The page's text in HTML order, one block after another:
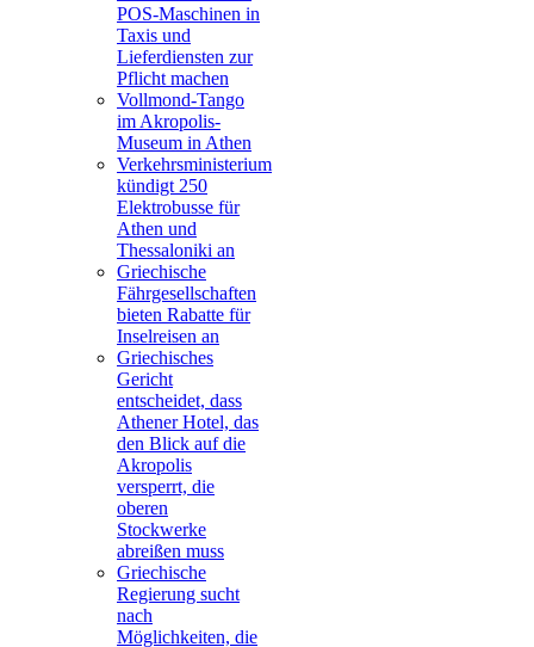
POS-Maschinen in
Taxis und
Lieferdiensten zur
Pflicht machen
Vollmond-Tango
im Akropolis-
Museum in Athen
Verkehrsministerium
kündigt 250
Elektrobusse für
Athen und
Thessaloniki an
Griechische
Fährgesellschaften
bieten Rabatte für
Inselreisen an
Griechisches
Gericht
entscheidet, dass
Athener Hotel, das
den Blick auf die
Akropolis
versperrt, die
oberen
Stockwerke
abreißen muss
Griechische
Regierung sucht
nach
Möglichkeiten, die